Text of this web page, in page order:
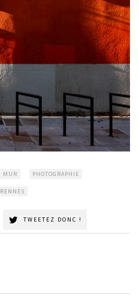
MUR PHOTOGRAPHIE
RENNES
TWEETEZ DONC !